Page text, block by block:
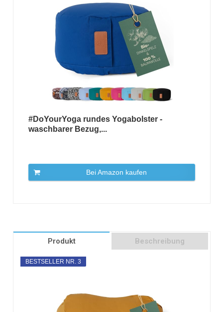
#DoYourYoga rundes Yogabolster -
waschbarer Bezug,...
Bei Amazon kaufen
Produkt Beschreibung
BESTSELLER NR. 3